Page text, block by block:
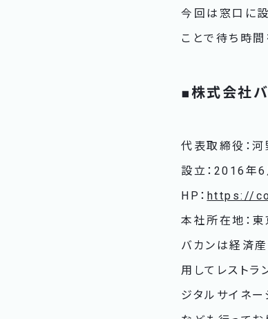
今回は窓口に
ことで待ち時間
■株式会社
代表取締役：河
設立：2016年6
HP： https://
本社所在地：
バカンは経済
用してレストラ
ジタルサイネー